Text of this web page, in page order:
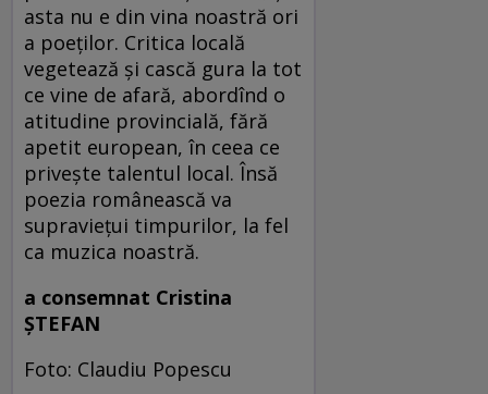
asta nu e din vina noastră ori
a poeților. Critica locală
vegetează și cască gura la tot
ce vine de afară, abordînd o
atitudine provincială, fără
apetit european, în ceea ce
privește talentul local. Însă
poezia românească va
supraviețui timpurilor, la fel
ca muzica noastră.
a consemnat Cristina
ȘTEFAN
Foto: Claudiu Popescu